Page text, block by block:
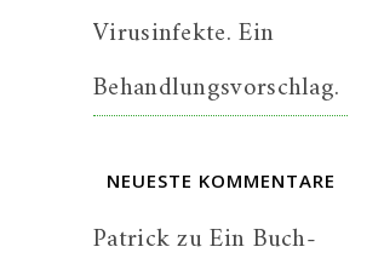
Virusinfekte. Ein
Behandlungsvorschlag.
NEUESTE KOMMENTARE
PatrickzuEin Buch-